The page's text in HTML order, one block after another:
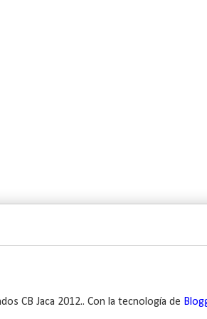
CB Jaca 2012.. Con la tecnología de